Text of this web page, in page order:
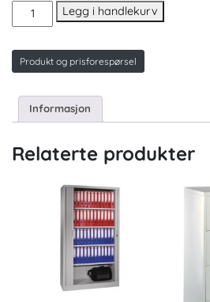
Stålskap
med
dører
Legg i handlekurv
Produkt og prisforespørsel
Informasjon
Relaterte produkter